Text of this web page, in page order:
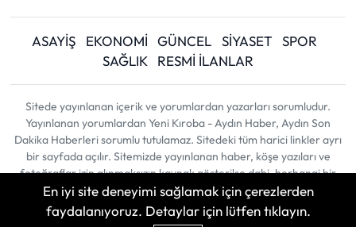
ASAYİŞ EKONOMİ GÜNCEL SİYASET
SPOR
SAĞLIK
RESMİ İLANLAR
Sitede yayınlanan içerik ve yorumlardan yazarları sorumludur.
Yayınlanan yorumlardan Yeni Kıroba - Aydın Haber, Aydın Son
Dakika Haberleri sorumlu tutulamaz. Sitedeki tüm harici linkler ayrı
bir sayfada açılır. Sitemizde yayınlanan haber, köşe yazıları ve
fotoğraflar izin alınmaksızın kaynak gösterilse dahi, herhangi bir
ortamda kullanılamaz ve yayınlanamaz
En iyi site deneyimi sağlamak için çerezlerden
faydalanıyoruz. Detaylar için lütfen tıklayın.